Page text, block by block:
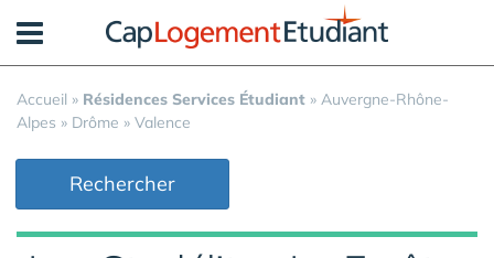
Accueil » Résidences Services Étudiant » Auvergne-Rhône-
Alpes » Drôme » Valence
Rechercher